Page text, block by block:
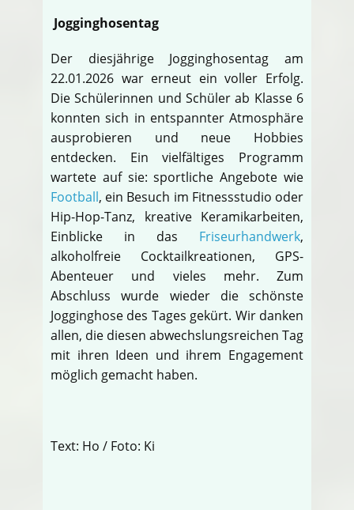
Jogginghosentag
Der diesjährige Jogginghosentag am
22.01.2026 war erneut ein voller Erfolg.
Die Schülerinnen und Schüler ab Klasse 6
konnten sich in entspannter Atmosphäre
ausprobieren und neue Hobbies
entdecken. Ein vielfältiges Programm
wartete auf sie: sportliche Angebote wie
Football, ein Besuch im Fitnessstudio oder
Hip-Hop-Tanz, kreative Keramikarbeiten,
Einblicke in das Friseurhandwerk,
alkoholfreie Cocktailkreationen, GPS-
Abenteuer und vieles mehr. Zum
Abschluss wurde wieder die schönste
Jogginghose des Tages gekürt. Wir danken
allen, die diesen abwechslungsreichen Tag
mit ihren Ideen und ihrem Engagement
möglich gemacht haben.
Text: Ho / Foto: Ki